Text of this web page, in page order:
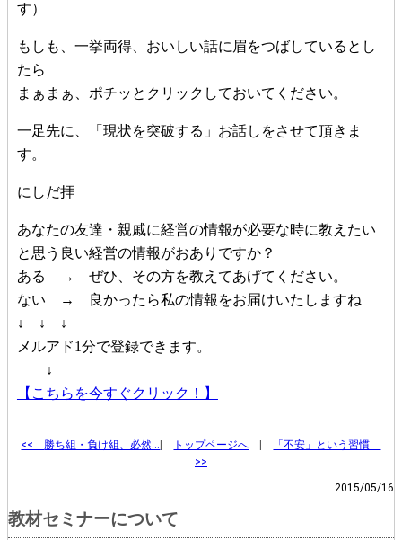
す）
もしも、一挙両得、おいしい話に眉をつばしているとし
たら
まぁまぁ、ポチッとクリックしておいてください。
一足先に、「現状を突破する」お話しをさせて頂きま
す。
にしだ拝
あなたの友達・親戚に経営の情報が必要な時に教えたい
と思う良い経営の情報がおありですか？
ある → ぜひ、その方を教えてあげてください。
ない → 良かったら私の情報をお届けいたしますね
↓ ↓ ↓
メルアド1分で登録できます。
↓
【こちらを今すぐクリック！】
<< 勝ち組・負け組、必然… トップページへ
「不安」という習慣
>>
2015/05/16
教材セミナーについて